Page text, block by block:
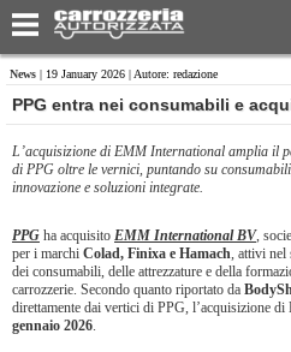
News | 19 January 2026 | Autore: redazione
​PPG entra nei consumabili e
L’acquisizione di EMM International amplia il
di PPG oltre le vernici, puntando su
innovazione e soluzioni integrate.
PPG ha acquisito EMM International BV,
per i marchi Colad, Finixa e Hamach, attivi nel
dei consumabili, delle attrezzature e della
carrozzerie. Secondo quanto riportato da
direttamente dai vertici di PPG, l’acquisizione
gennaio 2026.